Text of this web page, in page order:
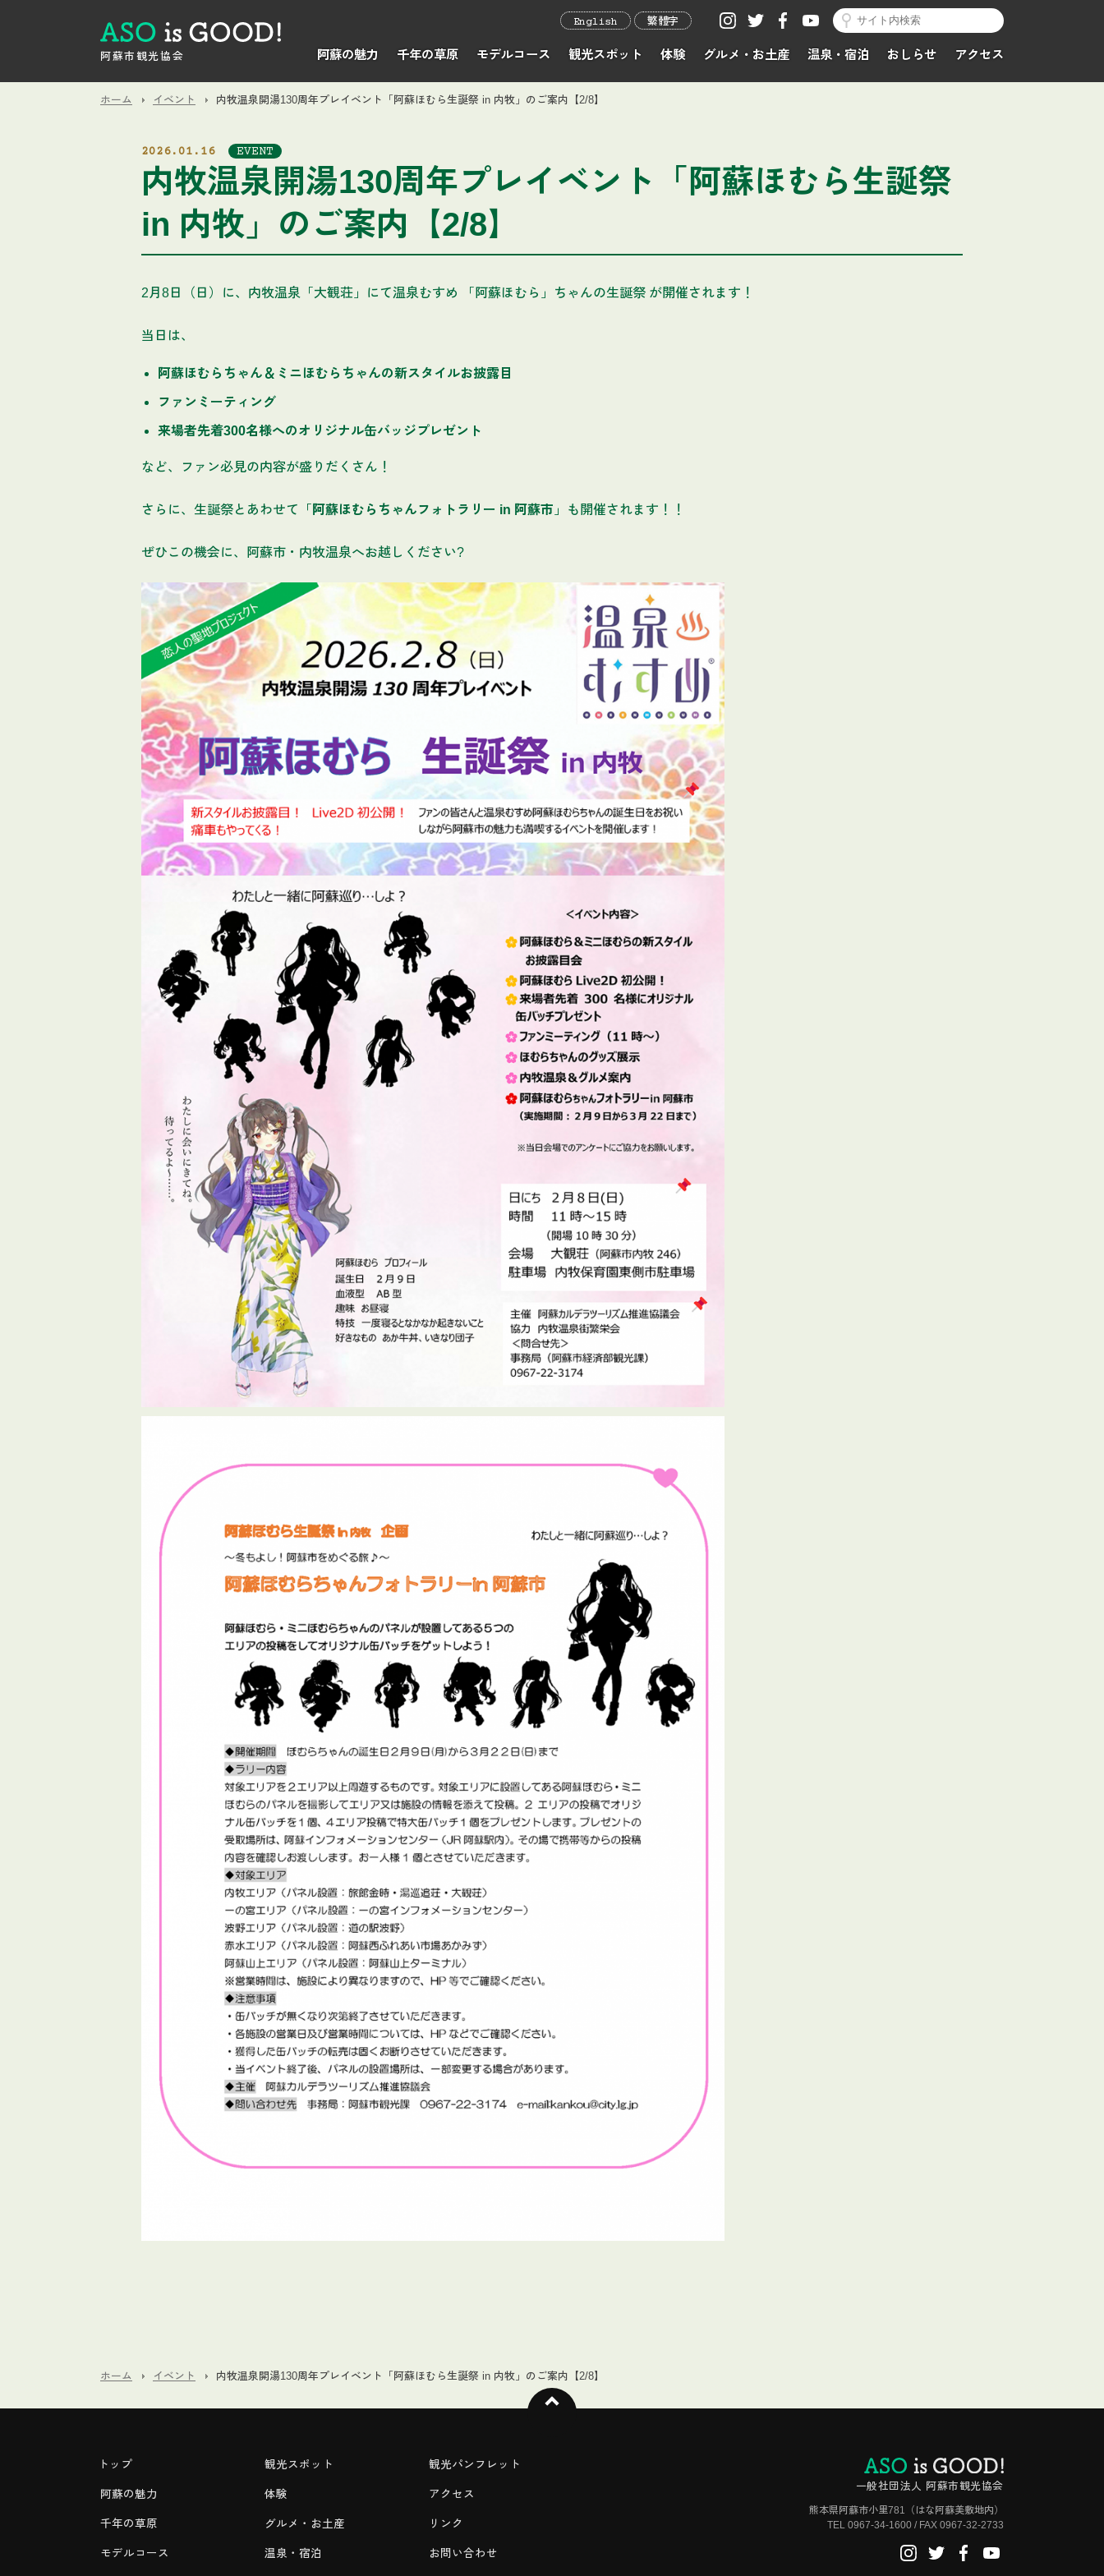
阿蘇市観光協会 阿蘇の魅力 千年の草原 モデルコース 観光スポット 体験 グルメ・お土産 温泉・宿泊 おしらせ アクセス
English 繁體字
ホーム イベント 内牧温泉開湯130周年プレイベント「阿蘇ほむら生誕祭 in 内牧」のご案内【2/8】
2026.01.16 EVENT
内牧温泉開湯130周年プレイベント「阿蘇ほむら生誕祭
in 内牧」のご案内【2/8】
2月8日（日）に、内牧温泉「大観荘」にて温泉むすめ 「阿蘇ほむら」ちゃんの生誕祭 が開催されます！
当日は、
阿蘇ほむらちゃん＆ミニほむらちゃんの新スタイルお披露目
ファンミーティング
来場者先着300名様へのオリジナル缶バッジプレゼント
など、ファン必見の内容が盛りだくさん！
さらに、生誕祭とあわせて「 阿蘇ほむらちゃんフォトラリー in 阿蘇市 」も開催されます！！
ぜひこの機会に、阿蘇市・内牧温泉へお越しください?
ホーム イベント 内牧温泉開湯130周年プレイベント「阿蘇ほむら生誕祭 in 内牧」のご案内【2/8】
トップ
阿蘇の魅力
千年の草原
モデルコース
観光スポット
体験
グルメ・お土産
温泉・宿泊
観光パンフレット
アクセス
リンク
お問い合わせ
一般社団法人 阿蘇市観光協会
熊本県阿蘇市小里781（はな阿蘇美敷地内）
TEL 0967-34-1600 / FAX 0967-32-2733